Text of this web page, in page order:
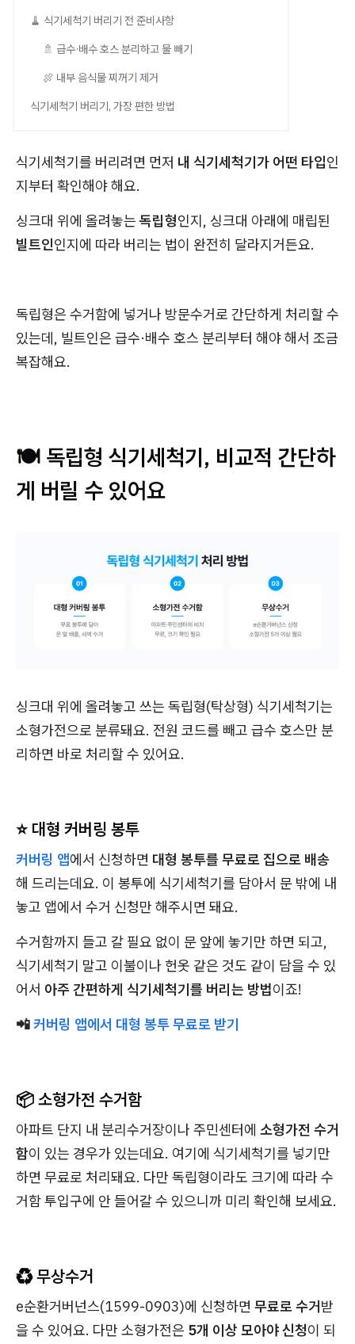
🧹 식기세척기 버리기 전 준비사항
🚿 급수·배수 호스 분리하고 물 빼기
🍖 내부 음식물 찌꺼기 제거
식기세척기 버리기, 가장 편한 방법
식기세척기를 버리려면 먼저 내 식기세척기가 어떤 타입인
지부터 확인해야 해요.
싱크대 위에 올려놓는독립형인지, 싱크대 아래에 매립된
빌트인인지에 따라 버리는 법이 완전히 달라지거든요.
독립형은 수거함에 넣거나 방문수거로 간단하게 처리할 수
있는데, 빌트인은 급수·배수 호스 분리부터 해야 해서 조금
복잡해요.
🍽️ 독립형 식기세척기, 비교적 간단하
게 버릴 수 있어요
싱크대 위에 올려놓고 쓰는 독립형(탁상형) 식기세척기는
소형가전으로 분류돼요. 전원 코드를 빼고 급수 호스만 분
리하면 바로 처리할 수 있어요.
⭐️ 대형 커버링 봉투
커버링 앱에서 신청하면 대형 봉투를 무료로 집으로 배송
해 드리는데요. 이 봉투에 식기세척기를 담아서 문 밖에 내
놓고 앱에서 수거 신청만 해주시면 돼요.
수거함까지 들고 갈 필요 없이 문 앞에 놓기만 하면 되고,
식기세척기 말고 이불이나 헌옷 같은 것도 같이 담을 수 있
어서 아주 간편하게 식기세척기를 버리는 방법이죠!
📲커버링 앱에서 대형 봉투 무료로 받기
📦 소형가전 수거함
아파트 단지 내 분리수거장이나 주민센터에 소형가전 수거
함이 있는 경우가 있는데요. 여기에 식기세척기를 넣기만
하면 무료로 처리돼요. 다만 독립형이라도 크기에 따라 수
거함 투입구에 안 들어갈 수 있으니까 미리 확인해 보세요.
♻️ 무상수거
e순환거버넌스(1599-0903)에 신청하면 무료로 수거받
을 수 있어요. 다만 소형가전은 5개 이상 모아야 신청이 되